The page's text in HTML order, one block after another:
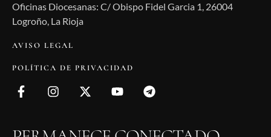
Oficinas Diocesanas: C/ Obispo Fidel Garcia 1, 26004
Logroño, La Rioja
AVISO LEGAL
POLÍTICA DE PRIVACIDAD